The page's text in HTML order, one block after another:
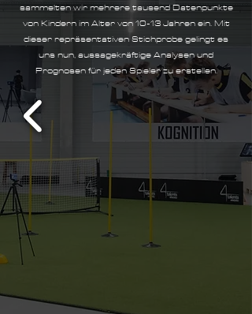
sammelten wir mehrere tausend Datenpunkte
von Kindern im Alter von 10-13 Jahren ein. Mit
dieser repräsentativen Stichprobe gelingt es
uns nun, aussagekräftige Analysen und
Prognosen für jeden Spieler zu erstellen.